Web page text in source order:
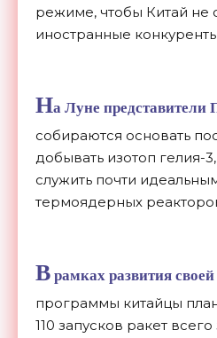
режиме, чтобы Китай не
иностранные
На Луне представители
собираются основать
добывать изотоп гелия-
служить почти
термоядерных
Врамках развития
программы китайцы
110 запусков ракет